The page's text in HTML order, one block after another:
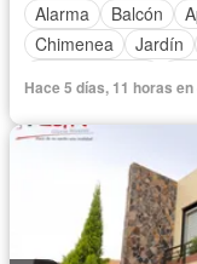
Alarma
Balcón
Chimenea
Jardín
Cancha de tenis
Hace 5 días, 11 horas